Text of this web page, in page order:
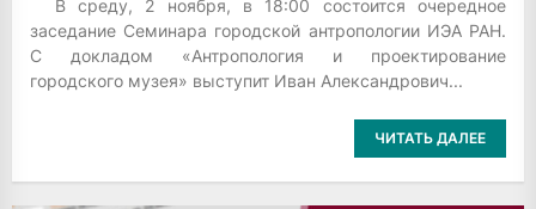
В среду, 2 ноября, в 18:00 состоится очередное
заседание Семинара городской антропологии ИЭА РАН.
С докладом «Антропология и проектирование
городского музея» выступит Иван Александрович...
ЧИТАТЬ ДАЛЕЕ